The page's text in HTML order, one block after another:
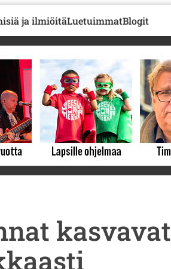
ja ilmiöitäLuetuimmatBlogit
kasvavat